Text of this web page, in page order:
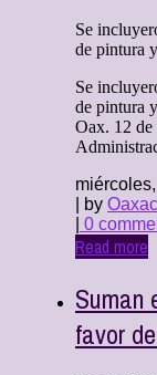
Se
de pintura
Se
de pintura
Oax. 12 de
| by
0
Read more
Suman
favor